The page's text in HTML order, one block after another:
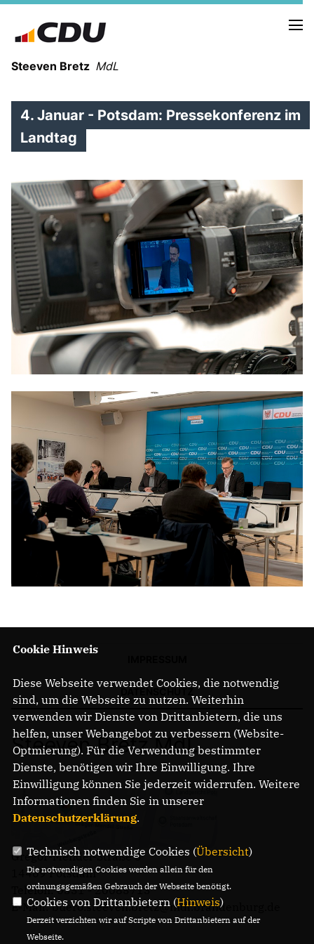
Steeven Bretz MdL
WAHLKREISBESUCHE
PRESSEFOTOS
MEIN BÜRGERBÜRO
MEIN WAHLKREIS
ZIELE
Redebeiträge
Anträge CDU
Kleine Anfragen
CDU Deutschland
CDU Fraktion im Brandenburger Landtag
CDU Brandenburg
CDU Potsdam
4. Januar - Potsdam: Pressekonferenz im
Landtag
Steeven Bretz MdL
Gregor-Mendel-Straße 3
14469 Potsdam
Telefon: 0331 - 20085713
E-Mail: buero.steeven.bretz@mdl.brandenburg.de
Cookie Hinweis
Diese Webseite verwendet Cookies, die notwendig
sind, um die Webseite zu nutzen. Weiterhin
verwenden wir Dienste von Drittanbietern, die uns
helfen, unser Webangebot zu verbessern (Website-
Optmierung). Für die Verwendung bestimmter
Dienste, benötigen wir Ihre Einwilligung. Ihre
Einwilligung können Sie jederzeit widerrufen. Weitere
Informationen finden Sie in unserer
Datenschutzerklärung.
Technisch notwendige Cookies (Übersicht)
Die notwendigen Cookies werden allein für den
ordnungsgemäßen Gebrauch der Webseite benötigt.
Cookies von Drittanbietern (Hinweis)
Derzeit verzichten wir auf Scripte von Drittanbietern auf der
Webseite.